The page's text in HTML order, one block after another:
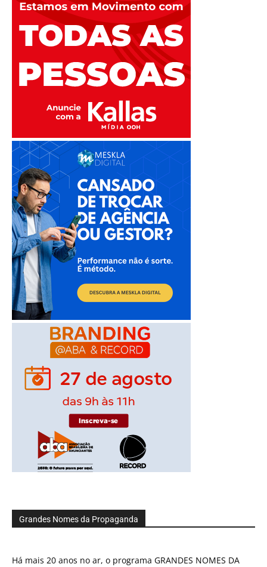
Grandes Nomes da Propaganda
Há mais 20 anos no ar, o programa GRANDES NOMES DA